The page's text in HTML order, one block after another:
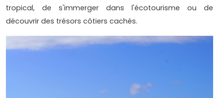
tropical, de s'immerger dans l'écotourisme ou de
découvrir des trésors côtiers cachés.